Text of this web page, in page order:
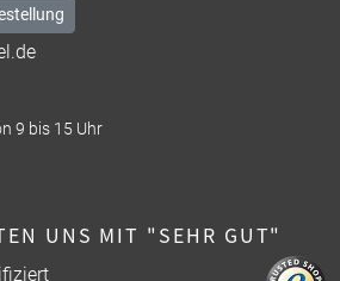
9 bis 15 Uhr
UNS MIT "SEHR GUT"